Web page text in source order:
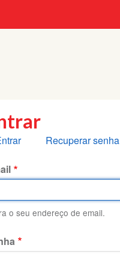
Recuperar senha
o seu endereço de email.